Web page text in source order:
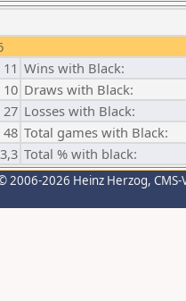
11 Wins with Black:
10 Draws with Black:
27 Losses with Black:
48 Total games with Black:
Total % with black:
2006-2026 Heinz Herzog,